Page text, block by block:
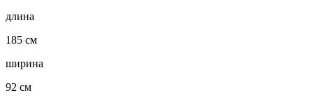
длина
185 см
ширина
92 см